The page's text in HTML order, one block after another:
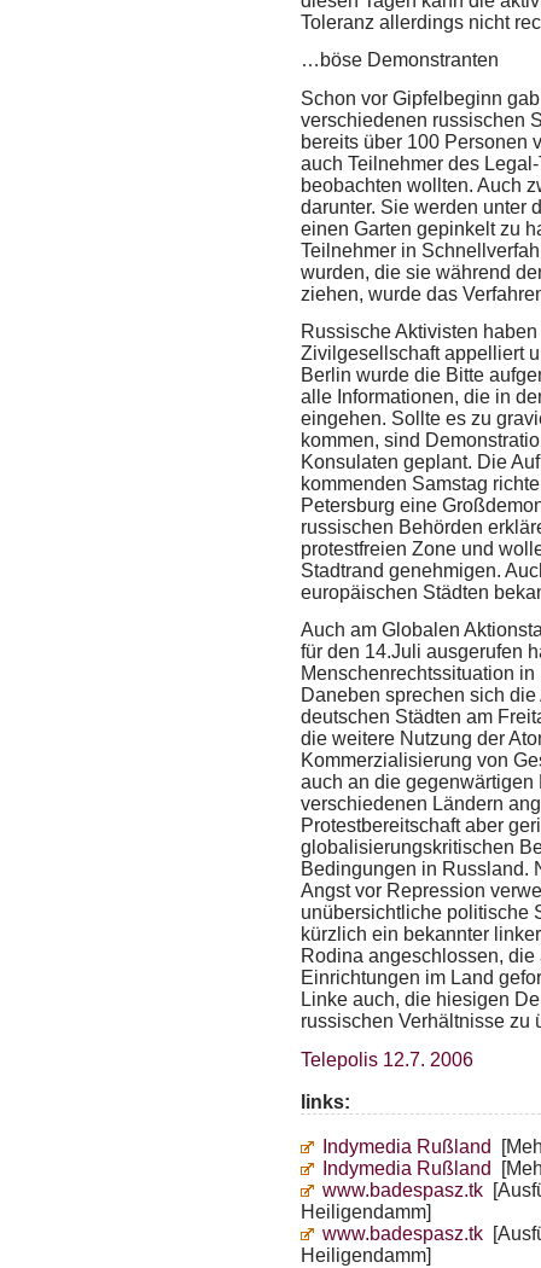
Toleranz allerdings nicht
…böse Demonstranten
Schon vor Gipfelbeginn
verschiedenen russischen
bereits über 100 Personen
auch Teilnehmer des
beobachten wollten. Auch
darunter. Sie werden unter
einen Garten gepinkelt zu
Teilnehmer in
wurden, die sie während
ziehen, wurde das
Russische Aktivisten
Zivilgesellschaft appelliert
Berlin wurde die Bitte
alle Informationen, die in
eingehen. Sollte es zu
kommen, sind
Konsulaten geplant. Die
kommenden Samstag
Petersburg eine
russischen Behörden
protestfreien Zone und
Stadtrand genehmigen.
europäischen Städten
Auch am Globalen
für den 14.Juli ausgerufen
Menschenrechtssituation
Daneben sprechen sich
deutschen Städten am
die weitere Nutzung der
Kommerzialisierung von
auch an die
verschiedenen Ländern
Protestbereitschaft aber
globalisierungskritischen
Bedingungen in Russland.
Angst vor Repression
unübersichtliche politische
kürzlich ein bekannter
Rodina angeschlossen,
Einrichtungen im Land
Linke auch, die hiesigen
russischen Verhältnisse zu
Telepolis 12.7. 2006
links:
Indymedia Rußland
Indymedia Rußland
www.badespasz.tk
Heiligendamm]
www.badespasz.tk
Heiligendamm]